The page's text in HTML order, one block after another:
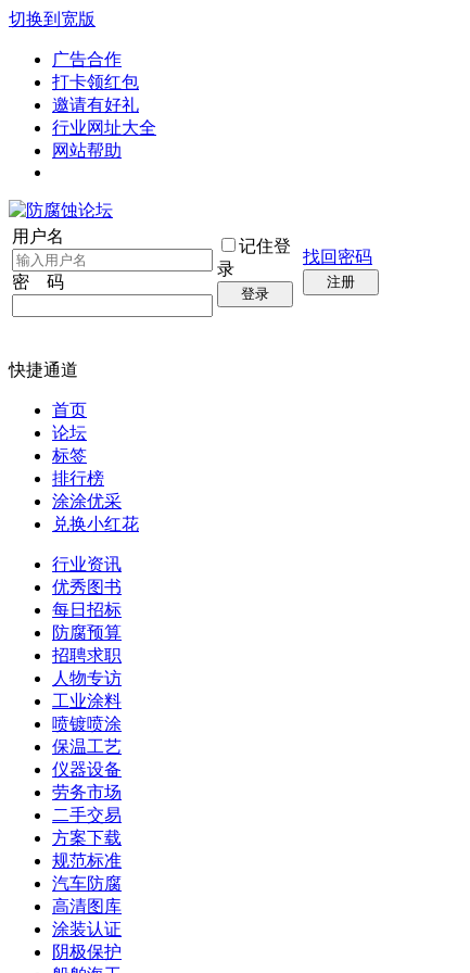
切换到宽版
广告合作
打卡领红包
邀请有好礼
行业网址大全
网站帮助
用户名
密 码
记住登
录
登录
找回密码
注册
快捷通道
首页
论坛
标签
排行榜
涂涂优采
兑换小红花
行业资讯
优秀图书
每日招标
防腐预算
招聘求职
人物专访
工业涂料
喷镀喷涂
保温工艺
仪器设备
劳务市场
二手交易
方案下载
规范标准
汽车防腐
高清图库
涂装认证
阴极保护